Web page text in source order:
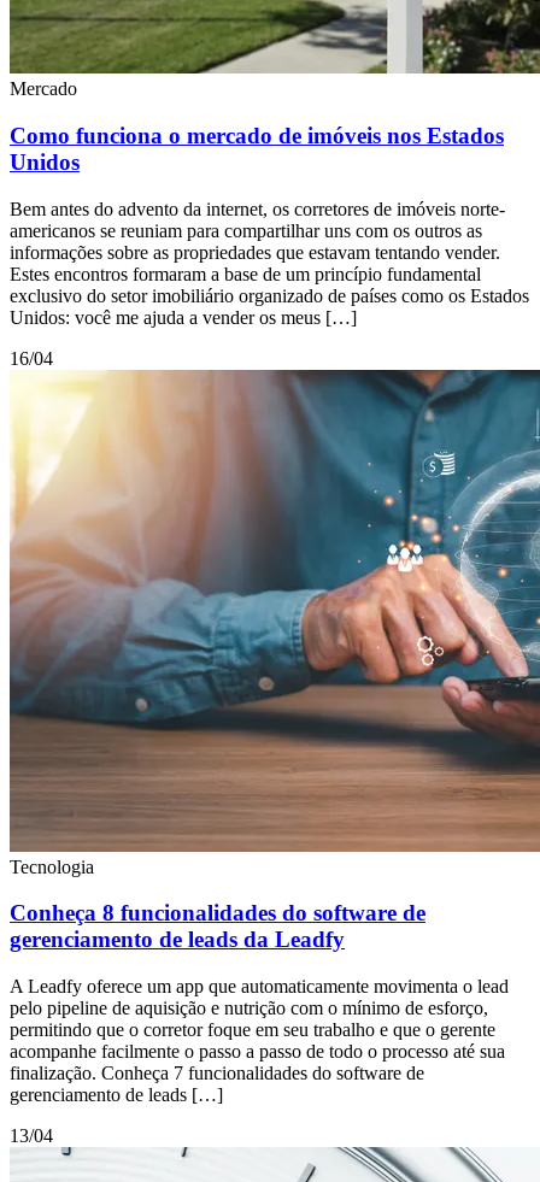
Mercado
Como funciona o mercado de imóveis nos Estados
Unidos
Bem antes do advento da internet, os corretores de imóveis norte-
americanos se reuniam para compartilhar uns com os outros as
informações sobre as propriedades que estavam tentando vender.
Estes encontros formaram a base de um princípio fundamental
exclusivo do setor imobiliário organizado de países como os Estados
Unidos: você me ajuda a vender os meus […]
16/04
Tecnologia
Conheça 8 funcionalidades do software de
gerenciamento de leads da Leadfy
A Leadfy oferece um app que automaticamente movimenta o lead
pelo pipeline de aquisição e nutrição com o mínimo de esforço,
permitindo que o corretor foque em seu trabalho e que o gerente
acompanhe facilmente o passo a passo de todo o processo até sua
finalização. Conheça 7 funcionalidades do software de
gerenciamento de leads […]
13/04